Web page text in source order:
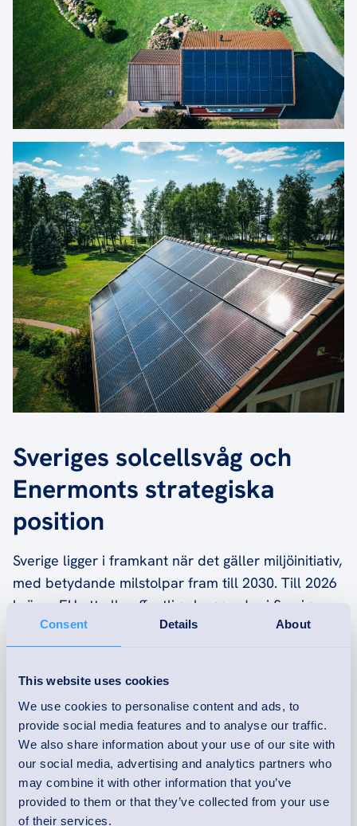
Consent Details About
This website uses cookies
We use cookies to personalise content and ads, to
provide social media features and to analyse our traffic.
We also share information about your use of our site with
our social media, advertising and analytics partners who
may combine it with other information that you’ve
provided to them or that they’ve collected from your use
of their services.
Sveriges solcellsvåg och
Enermonts strategiska
position
Sverige ligger i framkant när det gäller miljöinitiativ,
med betydande milstolpar fram till 2030. Till 2026
kräver EU att alla offentliga byggnader i Sverige
ska integrera solceller, antingen på taken eller på
fasaderna. Kombinationen av höga elkostnader i
SE4-regionen och de kommande renoveringarna av
solceller.
Enermont har en strategisk position i södra Sverige
och är väl rustat för att tillgodose denna växande
efterfrågan. Generösastatliga subventionergör
investeringar i solenergi ännu mer lockande. I